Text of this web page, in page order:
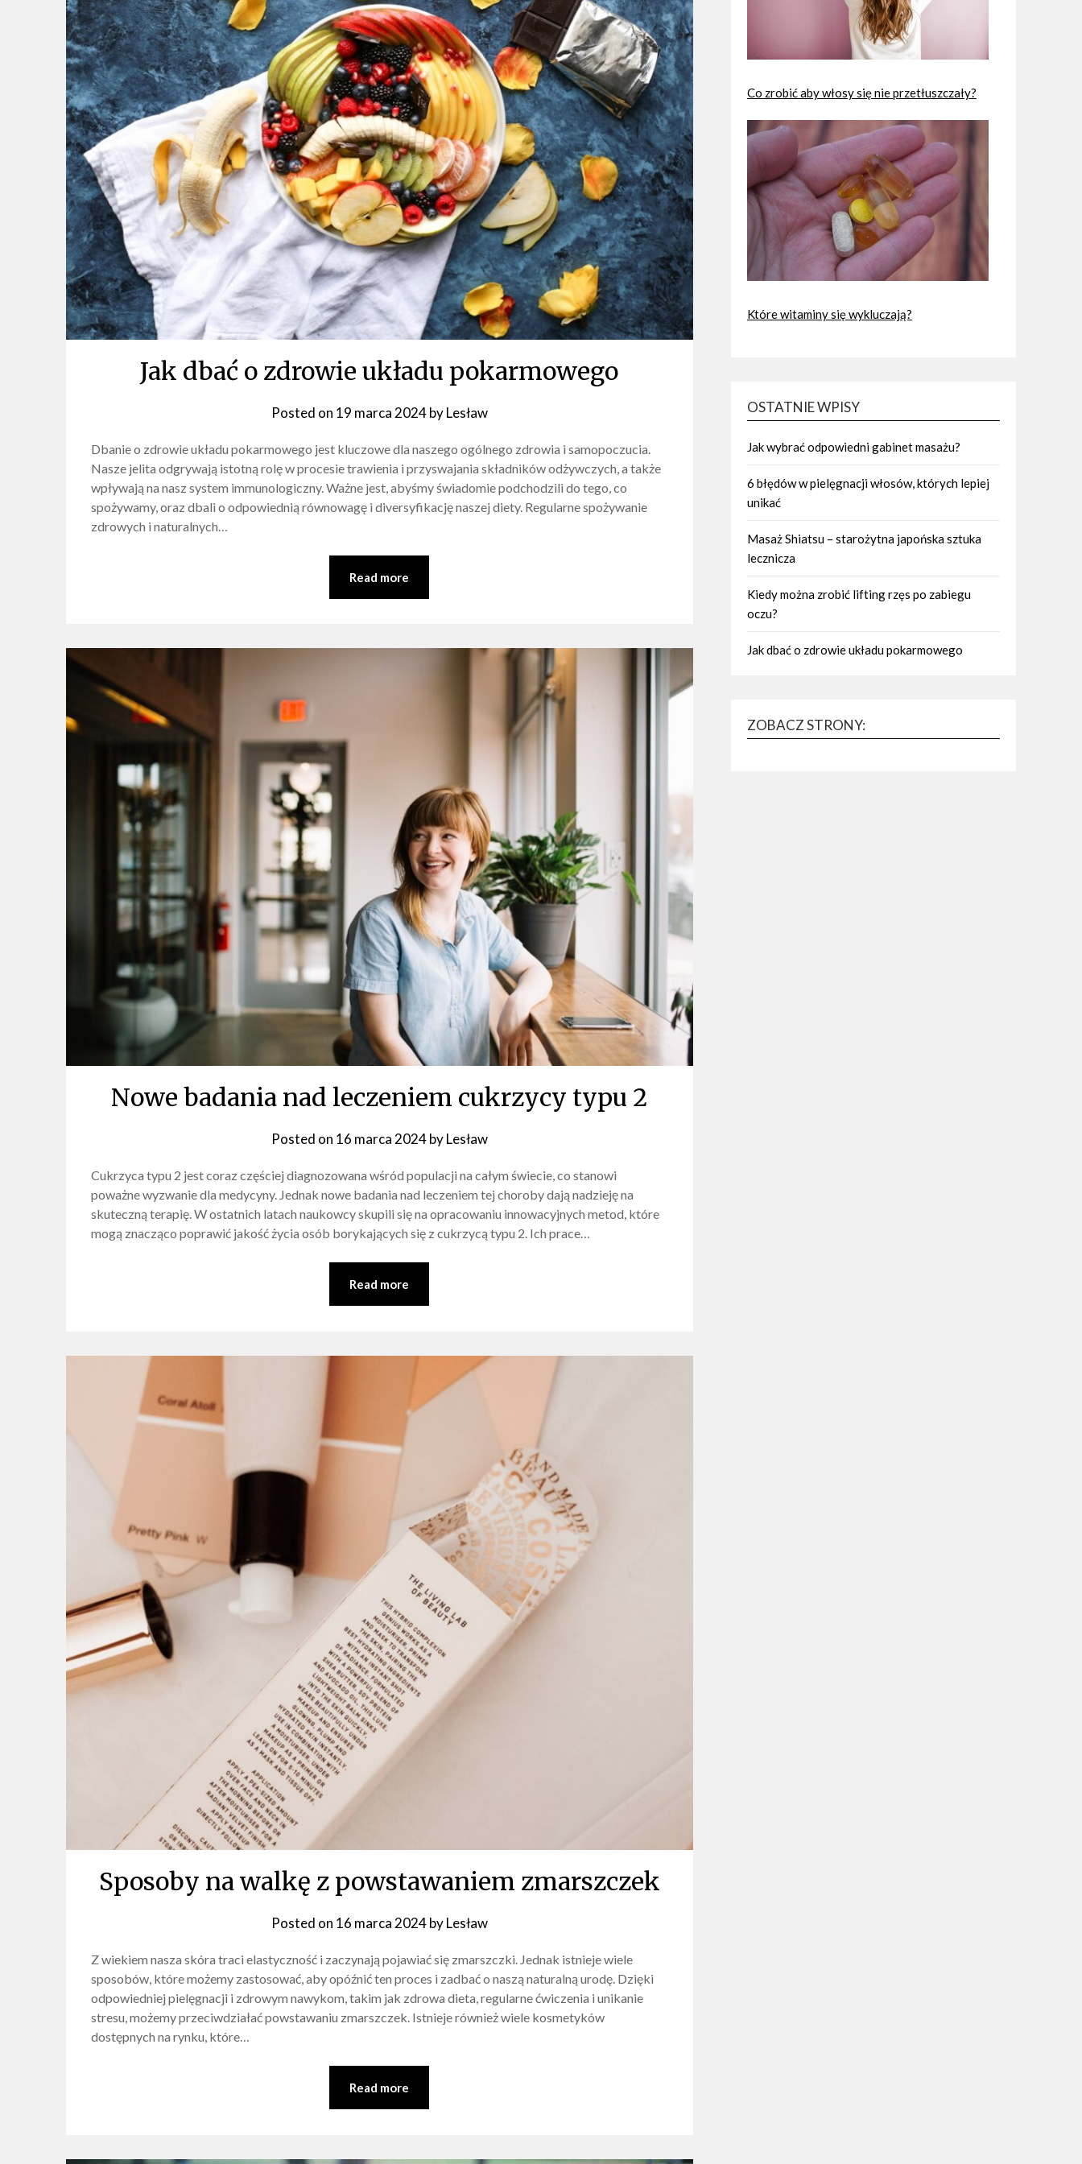
Jak dbać o zdrowie układu pokarmowego
Posted on 19 marca 2024byLesław
Dbanie o zdrowie układu pokarmowego jest kluczowe dla naszego ogólnego zdrowia i samopoczucia.
Nasze jelita odgrywają istotną rolę w procesie trawienia i przyswajania składników odżywczych, a także
wpływają na nasz system immunologiczny. Ważne jest, abyśmy świadomie podchodzili do tego, co
spożywamy, oraz dbali o odpowiednią równowagę i diversyfikację naszej diety. Regularne spożywanie
zdrowych i naturalnych…
Read more
Nowe badania nad leczeniem cukrzycy typu 2
Posted on 16 marca 2024byLesław
Cukrzyca typu 2 jest coraz częściej diagnozowana wśród populacji na całym świecie, co stanowi
poważne wyzwanie dla medycyny. Jednak nowe badania nad leczeniem tej choroby dają nadzieję na
skuteczną terapię. W ostatnich latach naukowcy skupili się na opracowaniu innowacyjnych metod, które
mogą znacząco poprawić jakość życia osób borykających się z cukrzycą typu 2. Ich prace…
Read more
Sposoby na walkę z powstawaniem zmarszczek
Posted on 16 marca 2024byLesław
Z wiekiem nasza skóra traci elastyczność i zaczynają pojawiać się zmarszczki. Jednak istnieje wiele
sposobów, które możemy zastosować, aby opóźnić ten proces i zadbać o naszą naturalną urodę. Dzięki
odpowiedniej pielęgnacji i zdrowym nawykom, takim jak zdrowa dieta, regularne ćwiczenia i unikanie
stresu, możemy przeciwdziałać powstawaniu zmarszczek. Istnieje również wiele kosmetyków
dostępnych na rynku, które…
Read more
Co zrobić aby włosy się nie przetłuszczały?
Które witaminy się wykluczają?
OSTATNIE WPISY
Jak wybrać odpowiedni gabinet masażu?
6 błędów w pielęgnacji włosów, których lepiej
unikać
Masaż Shiatsu – starożytna japońska sztuka
lecznicza
Kiedy można zrobić lifting rzęs po zabiegu
oczu?
Jak dbać o zdrowie układu pokarmowego
ZOBACZ STRONY: